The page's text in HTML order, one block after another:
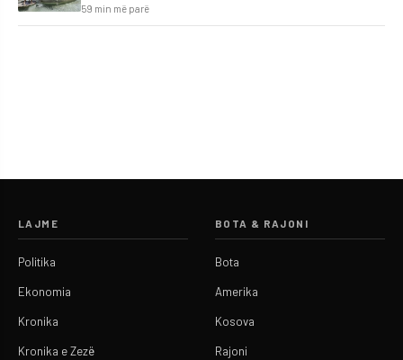
59 min më parë
LAJME
Politika
Ekonomia
Kronika
Kronika e Zezë
BOTA & RAJONI
Bota
Amerika
Kosova
Rajoni